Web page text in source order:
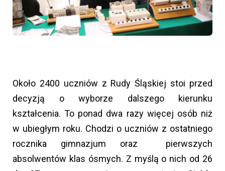
Około 2400 uczniów z Rudy Śląskiej stoi przed
decyzją o wyborze dalszego kierunku
kształcenia. To ponad dwa razy więcej osób niż
w ubiegłym roku. Chodzi o uczniów z ostatniego
rocznika gimnazjum oraz pierwszych
absolwentów klas ósmych. Z myślą o nich od 26